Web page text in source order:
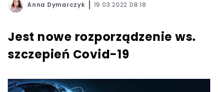
Anna Dymarczyk 19.03.2022 08:18
Jest nowe rozporządzenie ws.
szczepień Covid-19